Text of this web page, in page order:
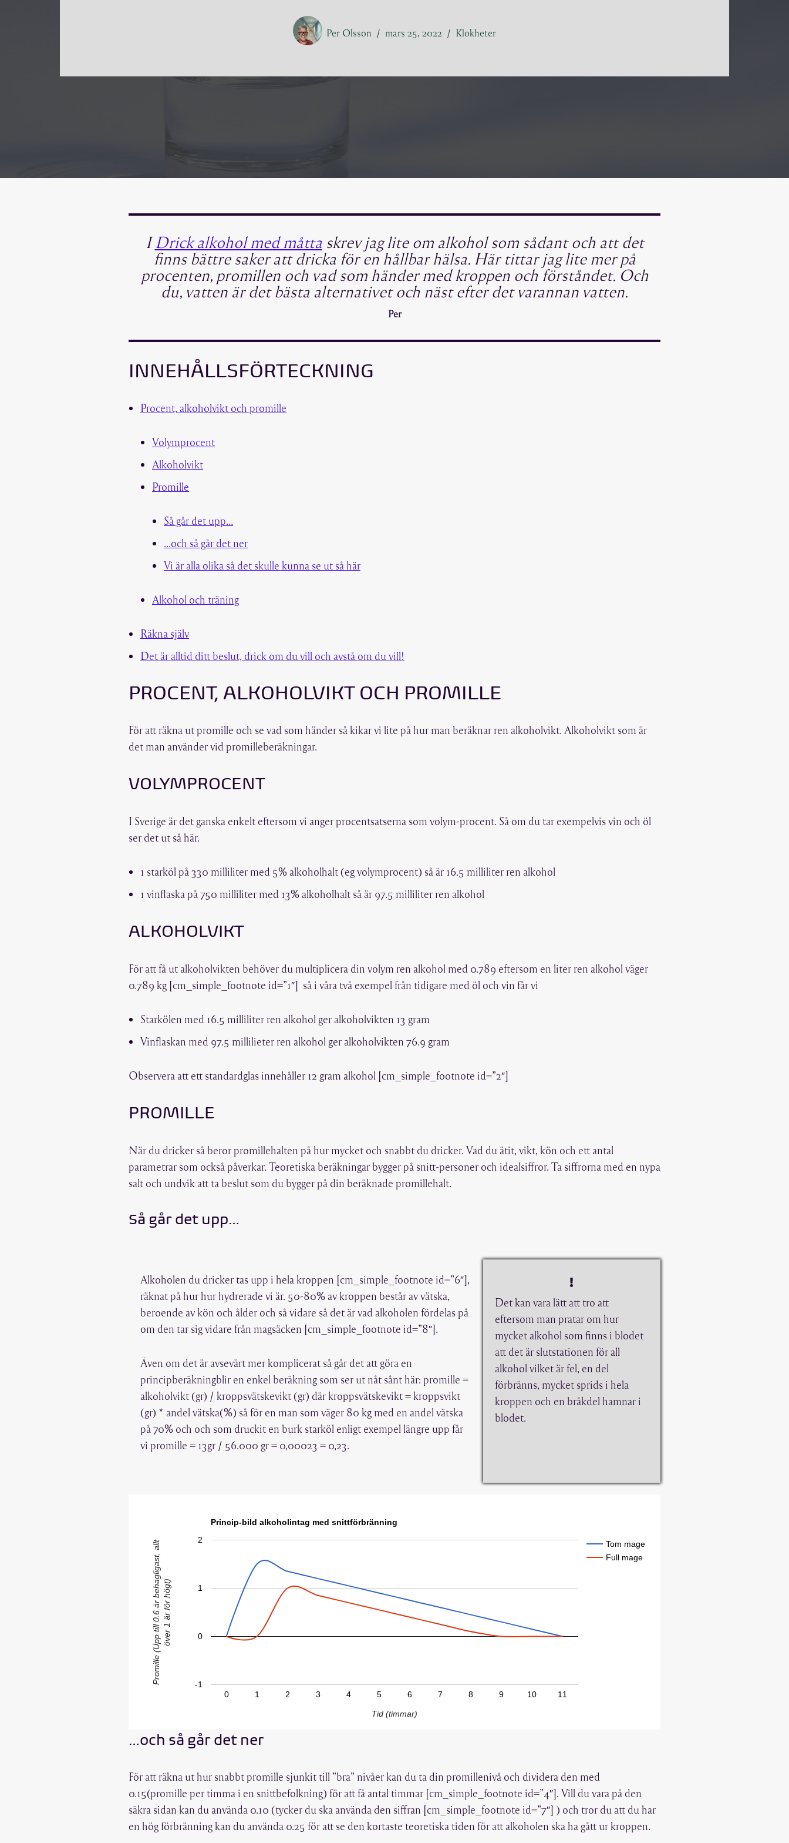
Per Olsson mars 25, 2022 Klokheter
I Drick alkohol med måtta skrev jag lite om alkohol som sådant och att det
finns bättre saker att dricka för en hållbar hälsa. Här tittar jag lite mer på
procenten, promillen och vad som händer med kroppen och förståndet. Och
du, vatten är det bästa alternativet och näst efter det varannan vatten.
Per
INNEHÅLLSFÖRTECKNING
Procent, alkoholvikt och promille
Volymprocent
Alkoholvikt
Promille
Så går det upp…
…och så går det ner
Vi är alla olika så det skulle kunna se ut så här
Alkohol och träning
Räkna själv
Det är alltid ditt beslut, drick om du vill och avstå om du vill!
PROCENT, ALKOHOLVIKT OCH PROMILLE
För att räkna ut promille och se vad som händer så kikar vi lite på hur man beräknar ren alkoholvikt. Alkoholvikt som är
det man använder vid promilleberäkningar.
VOLYMPROCENT
I Sverige är det ganska enkelt eftersom vi anger procentsatserna som volym-procent. Så om du tar exempelvis vin och öl
ser det ut så här.
1 starköl på 330 milliliter med 5% alkoholhalt (eg volymprocent) så är 16.5 milliliter ren alkohol
1 vinflaska på 750 milliliter med 13% alkoholhalt så är 97.5 milliliter ren alkohol
ALKOHOLVIKT
För att få ut alkoholvikten behöver du multiplicera din volym ren alkohol med 0.789 eftersom en liter ren alkohol väger
0.789 kg [cm_simple_footnote id=”1″] så i våra två exempel från tidigare med öl och vin får vi
Starkölen med 16.5 milliliter ren alkohol ger alkoholvikten 13 gram
Vinflaskan med 97.5 millilieter ren alkohol ger alkoholvikten 76.9 gram
Observera att ett standardglas innehåller 12 gram alkohol [cm_simple_footnote id=”2″]
PROMILLE
När du dricker så beror promillehalten på hur mycket och snabbt du dricker. Vad du ätit, vikt, kön och ett antal
parametrar som också påverkar. Teoretiska beräkningar bygger på snitt-personer och idealsiffror. Ta siffrorna med en nypa
salt och undvik att ta beslut som du bygger på din beräknade promillehalt.
Så går det upp…
Alkoholen du dricker tas upp i hela kroppen [cm_simple_footnote id=”6″],
räknat på hur hur hydrerade vi är. 50-80% av kroppen består av vätska,
beroende av kön och ålder och så vidare så det är vad alkoholen fördelas på
om den tar sig vidare från magsäcken [cm_simple_footnote id=”8″].
Även om det är avsevärt mer komplicerat så går det att göra en
principberäkningblir en enkel beräkning som ser ut nåt sånt här: promille =
alkoholvikt (gr) / kroppsvätskevikt (gr) där kroppsvätskevikt = kroppsvikt
(gr) * andel vätska(%) så för en man som väger 80 kg med en andel vätska
på 70% och och som druckit en burk starköl enligt exempel längre upp får
vi promille = 13gr / 56.000 gr = 0,00023 = 0,23.
Det kan vara lätt att tro att
eftersom man pratar om hur
mycket alkohol som finns i blodet
att det är slutstationen för all
alkohol vilket är fel, en del
förbränns, mycket sprids i hela
kroppen och en bråkdel hamnar i
blodet.
Princip-bild alkoholintag med snittförbränning
Tom mage
Full mage
0 1 2 3 4 5 6 7 8 9 10 11
-1
0
1
2
Tid (timmar)
Promille (Upp till 0.6 är behagligast, alltöver 1 är för högt)
…och så går det ner
För att räkna ut hur snabbt promille sjunkit till ”bra” nivåer kan du ta din promillenivå och dividera den med
0.15(promille per timma i en snittbefolkning) för att få antal timmar [cm_simple_footnote id=”4″]. Vill du vara på den
säkra sidan kan du använda 0.10 (tycker du ska använda den siffran [cm_simple_footnote id=”7″] ) och tror du att du har
en hög förbränning kan du använda 0.25 för att se den kortaste teoretiska tiden för att alkoholen ska ha gått ur kroppen.